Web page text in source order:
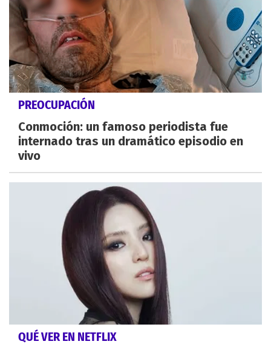
PREOCUPACIÓN
Conmoción: un famoso periodista fue
internado tras un dramático episodio en
vivo
QUÉ VER EN NETFLIX